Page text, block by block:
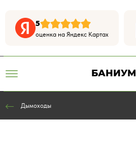
5
оценка на Яндекс Картах
БАНИУМ
Дымоходы